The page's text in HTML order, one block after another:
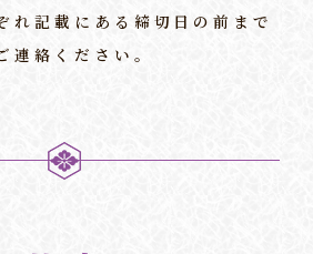
れ記載にある締切日の前まで
連絡ください。